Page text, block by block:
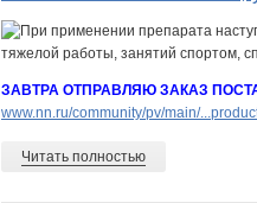
ЗАВТРА ОТПРАВЛЯЮ ЗАКАЗ
www.nn.ru/community/pv/main/
Читать полностью